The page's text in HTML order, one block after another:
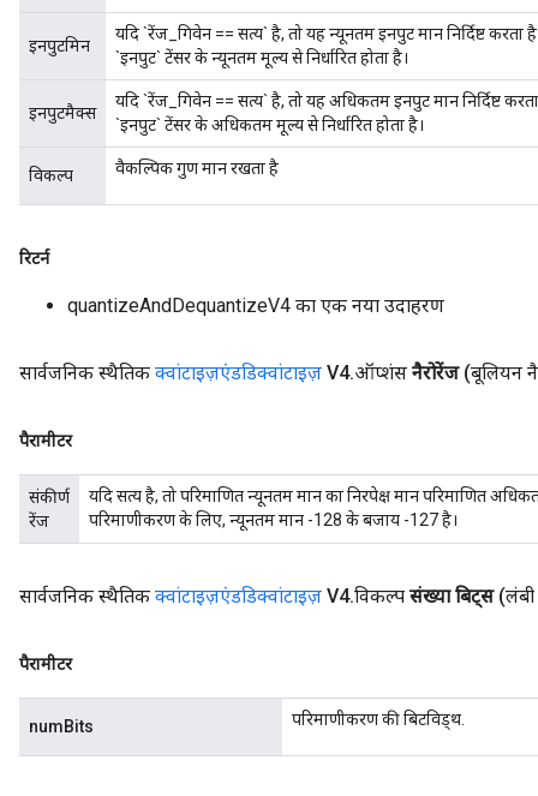
इनपुटमिन
यदि `रेंज_गिवेन == सत्य` है, तो यह न्यूनतम इनपुट मान निर्दिष्ट
`इनपुट` टेंसर के न्यूनतम मूल्य से निर्धारित होता है।
इनपुटमैक्स
यदि `रेंज_गिवेन == सत्य` है, तो यह अधिकतम इनपुट मान निर्दिष्ट
`इनपुट` टेंसर के अधिकतम मूल्य से निर्धारित होता है।
विकल्प वैकल्पिक गुण मान रखता है
रिटर्न
quantizeAndDequantizeV4 का एक नया उदाहरण
सार्वजनिक स्थैतिक क्वांटाइज़एंडडिक्वांटाइज़ V4.ऑप्शंस नैरोरेंज (बूलियन
पैरामीटर
संकीर्ण
रेंज
यदि सत्य है, तो परिमाणित न्यूनतम मान का निरपेक्ष मान परिमाणित
परिमाणीकरण के लिए, न्यूनतम मान -128 के बजाय -127 है।
सार्वजनिक स्थैतिक क्वांटाइज़एंडडिक्वांटाइज़ V4.विकल्प संख्या बिट्स
पैरामीटर
numBits परिमाणीकरण की बिटविड्थ.